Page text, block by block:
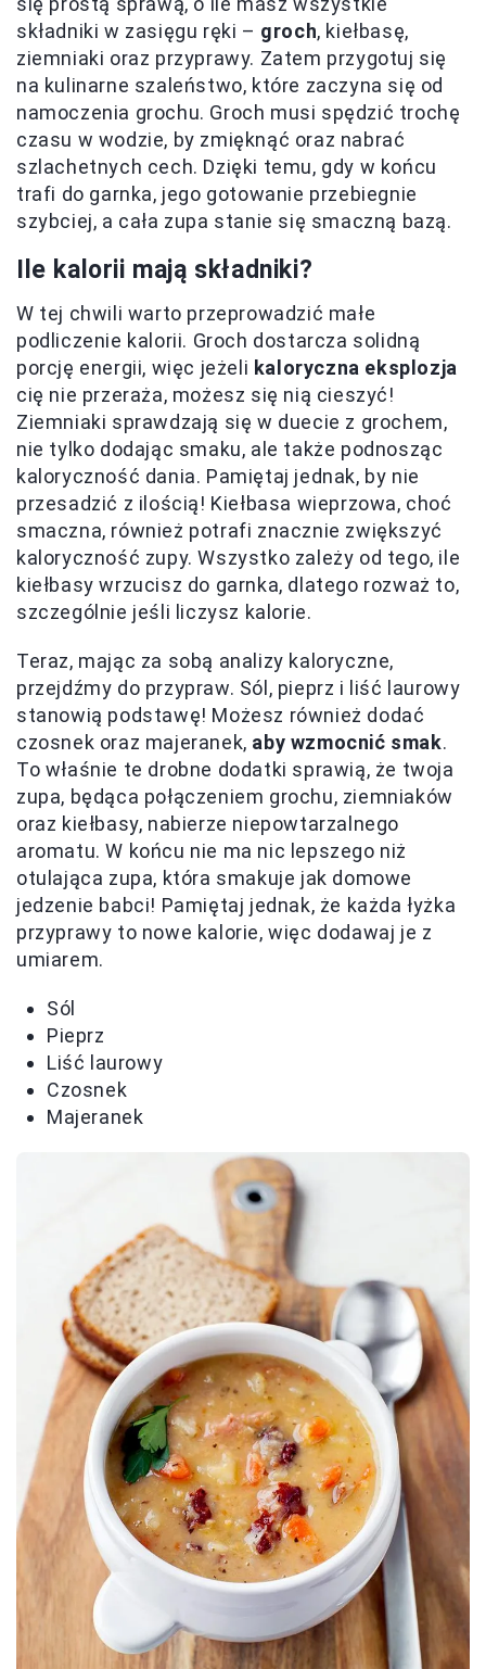
składniki w zasięgu ręki – groch, kiełbasę,
ziemniaki oraz przyprawy. Zatem przygotuj się
na kulinarne szaleństwo, które zaczyna się od
namoczenia grochu. Groch musi spędzić trochę
czasu w wodzie, by zmięknąć oraz nabrać
szlachetnych cech. Dzięki temu, gdy w końcu
trafi do garnka, jego gotowanie przebiegnie
szybciej, a cała zupa stanie się smaczną bazą.
Ile kalorii mają składniki?
W tej chwili warto przeprowadzić małe
podliczenie kalorii. Groch dostarcza solidną
porcję energii, więc jeżeli kaloryczna eksplozja
cię nie przeraża, możesz się nią cieszyć!
Ziemniaki sprawdzają się w duecie z grochem,
nie tylko dodając smaku, ale także podnosząc
kaloryczność dania. Pamiętaj jednak, by nie
przesadzić z ilością! Kiełbasa wieprzowa, choć
smaczna, również potrafi znacznie zwiększyć
kaloryczność zupy. Wszystko zależy od tego, ile
kiełbasy wrzucisz do garnka, dlatego rozważ to,
szczególnie jeśli liczysz kalorie.
Teraz, mając za sobą analizy kaloryczne,
przejdźmy do przypraw. Sól, pieprz i liść laurowy
stanowią podstawę! Możesz również dodać
czosnek oraz majeranek, aby wzmocnić smak.
To właśnie te drobne dodatki sprawią, że twoja
zupa, będąca połączeniem grochu, ziemniaków
oraz kiełbasy, nabierze niepowtarzalnego
aromatu. W końcu nie ma nic lepszego niż
otulająca zupa, która smakuje jak domowe
jedzenie babci! Pamiętaj jednak, że każda łyżka
przyprawy to nowe kalorie, więc dodawaj je z
umiarem.
Sól
Pieprz
Liść laurowy
Czosnek
Majeranek